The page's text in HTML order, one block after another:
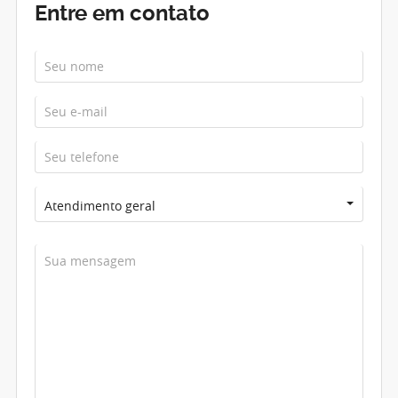
Entre em contato
Atendimento geral